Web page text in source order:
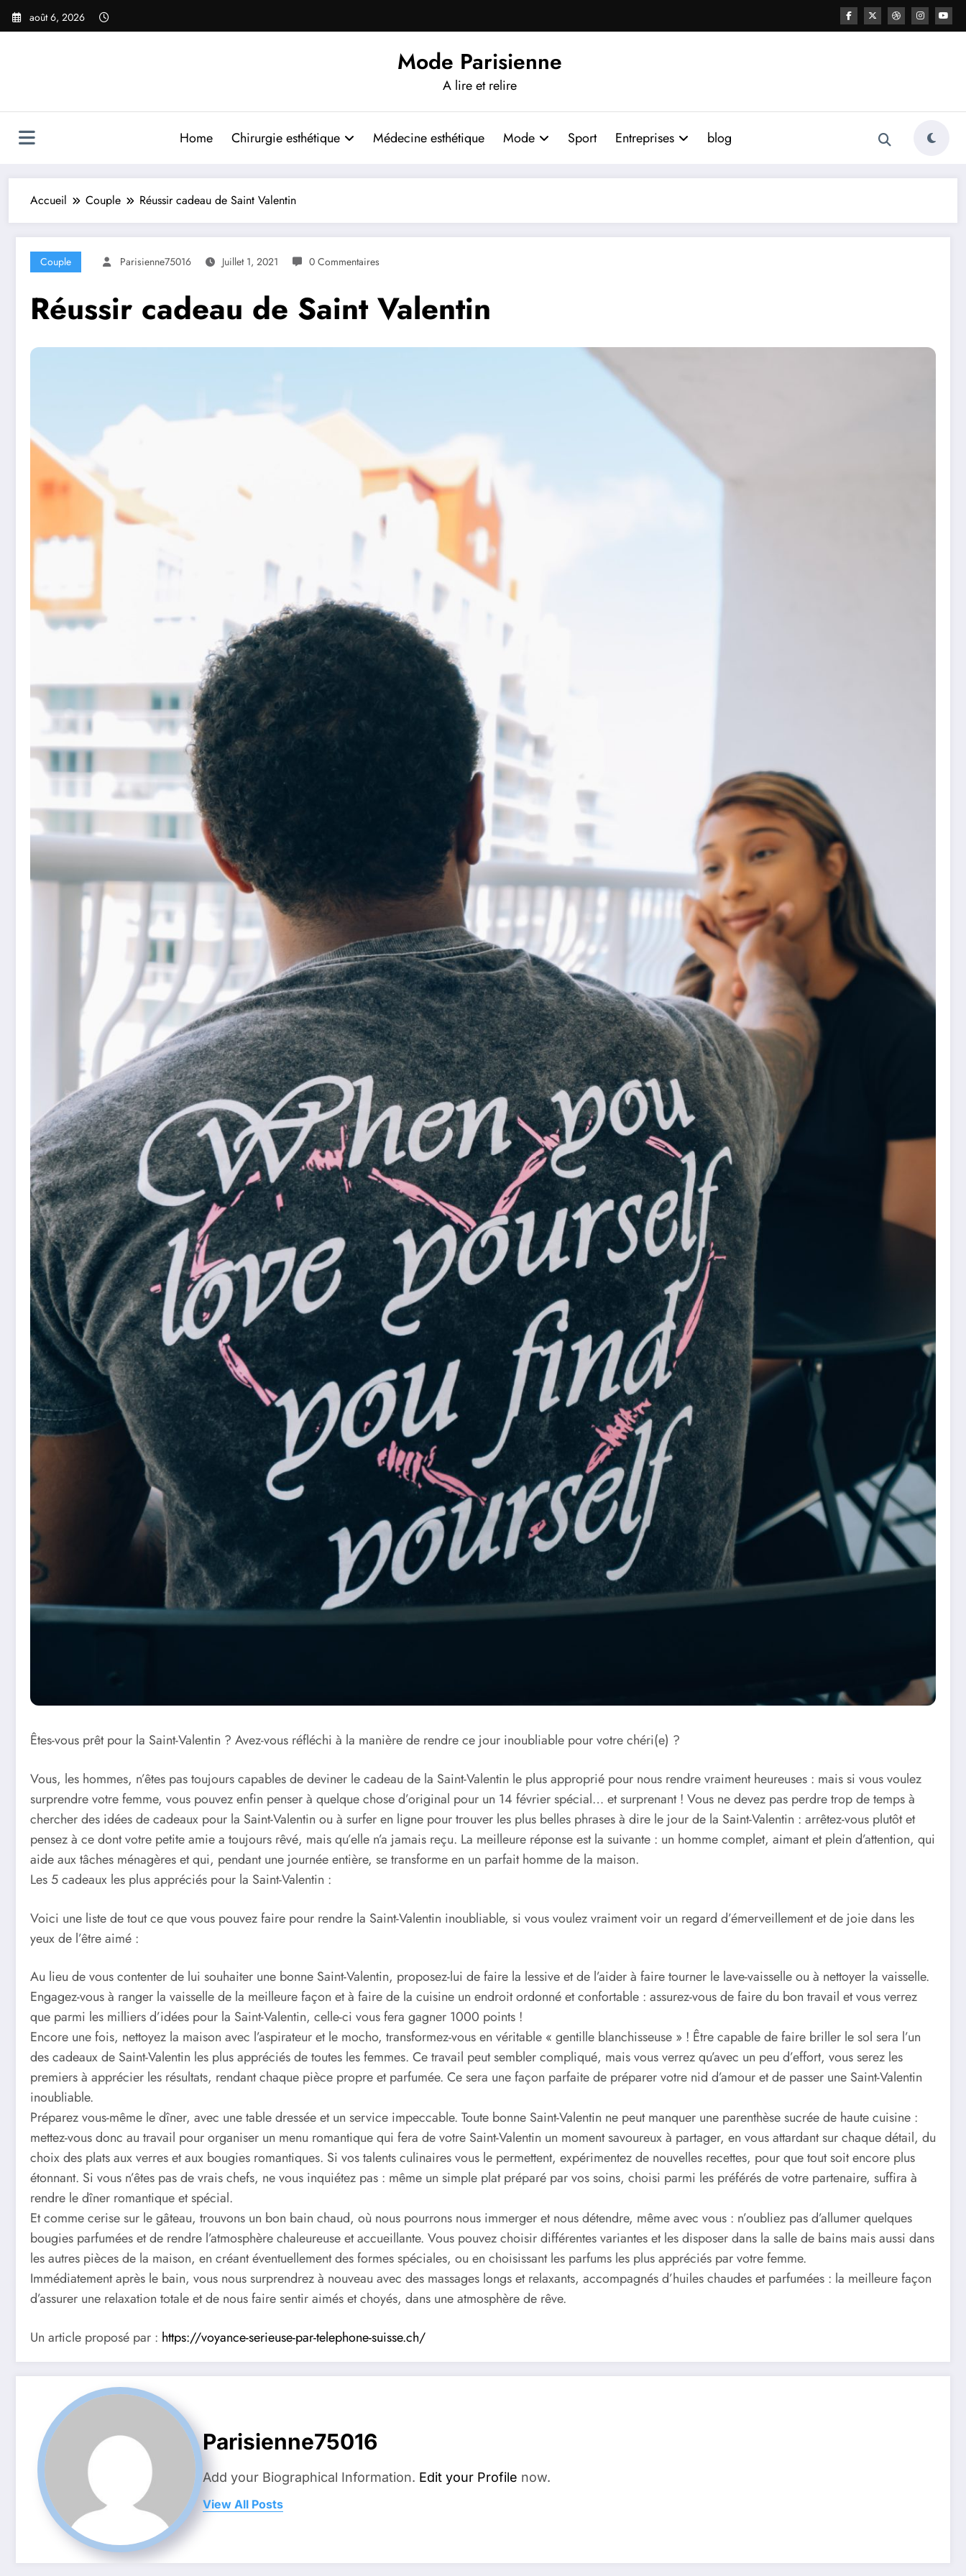
Aller
août 6, 2026
Mode Parisienne
A lire et relire
Home Chirurgie esthétique Médecine esthétique Mode Sport Entreprises blog
Accueil Couple Réussir cadeau de Saint Valentin
Couple Parisienne75016 Juillet 1, 2021 0 Commentaires
Réussir cadeau de Saint Valentin
Êtes-vous prêt pour la Saint-Valentin ? Avez-vous réfléchi à la manière de rendre ce jour inoubliable pour votre chéri(e) ?
Vous, les hommes, n’êtes pas toujours capables de deviner le cadeau de la Saint-Valentin le plus approprié pour nous rendre vraiment heureuses : mais si vous voulez
surprendre votre femme, vous pouvez enfin penser à quelque chose d’original pour un 14 février spécial… et surprenant ! Vous ne devez pas perdre trop de temps à
chercher des idées de cadeaux pour la Saint-Valentin ou à surfer en ligne pour trouver les plus belles phrases à dire le jour de la Saint-Valentin : arrêtez-vous plutôt et
pensez à ce dont votre petite amie a toujours rêvé, mais qu’elle n’a jamais reçu. La meilleure réponse est la suivante : un homme complet, aimant et plein d’attention, qui
aide aux tâches ménagères et qui, pendant une journée entière, se transforme en un parfait homme de la maison.
Les 5 cadeaux les plus appréciés pour la Saint-Valentin :
Voici une liste de tout ce que vous pouvez faire pour rendre la Saint-Valentin inoubliable, si vous voulez vraiment voir un regard d’émerveillement et de joie dans les
yeux de l’être aimé :
Au lieu de vous contenter de lui souhaiter une bonne Saint-Valentin, proposez-lui de faire la lessive et de l’aider à faire tourner le lave-vaisselle ou à nettoyer la vaisselle.
Engagez-vous à ranger la vaisselle de la meilleure façon et à faire de la cuisine un endroit ordonné et confortable : assurez-vous de faire du bon travail et vous verrez
que parmi les milliers d’idées pour la Saint-Valentin, celle-ci vous fera gagner 1000 points !
Encore une fois, nettoyez la maison avec l’aspirateur et le mocho, transformez-vous en véritable « gentille blanchisseuse » ! Être capable de faire briller le sol sera l’un
des cadeaux de Saint-Valentin les plus appréciés de toutes les femmes. Ce travail peut sembler compliqué, mais vous verrez qu’avec un peu d’effort, vous serez les
premiers à apprécier les résultats, rendant chaque pièce propre et parfumée. Ce sera une façon parfaite de préparer votre nid d’amour et de passer une Saint-Valentin
inoubliable.
Préparez vous-même le dîner, avec une table dressée et un service impeccable. Toute bonne Saint-Valentin ne peut manquer une parenthèse sucrée de haute cuisine :
mettez-vous donc au travail pour organiser un menu romantique qui fera de votre Saint-Valentin un moment savoureux à partager, en vous attardant sur chaque détail, du
choix des plats aux verres et aux bougies romantiques. Si vos talents culinaires vous le permettent, expérimentez de nouvelles recettes, pour que tout soit encore plus
étonnant. Si vous n’êtes pas de vrais chefs, ne vous inquiétez pas : même un simple plat préparé par vos soins, choisi parmi les préférés de votre partenaire, suffira à
rendre le dîner romantique et spécial.
Et comme cerise sur le gâteau, trouvons un bon bain chaud, où nous pourrons nous immerger et nous détendre, même avec vous : n’oubliez pas d’allumer quelques
bougies parfumées et de rendre l’atmosphère chaleureuse et accueillante. Vous pouvez choisir différentes variantes et les disposer dans la salle de bains mais aussi dans
les autres pièces de la maison, en créant éventuellement des formes spéciales, ou en choisissant les parfums les plus appréciés par votre femme.
Immédiatement après le bain, vous nous surprendrez à nouveau avec des massages longs et relaxants, accompagnés d’huiles chaudes et parfumées : la meilleure façon
d’assurer une relaxation totale et de nous faire sentir aimés et choyés, dans une atmosphère de rêve.
Un article proposé par : https://voyance-serieuse-par-telephone-suisse.ch/
Parisienne75016
Add your Biographical Information. Edit your Profile now.
View All Posts